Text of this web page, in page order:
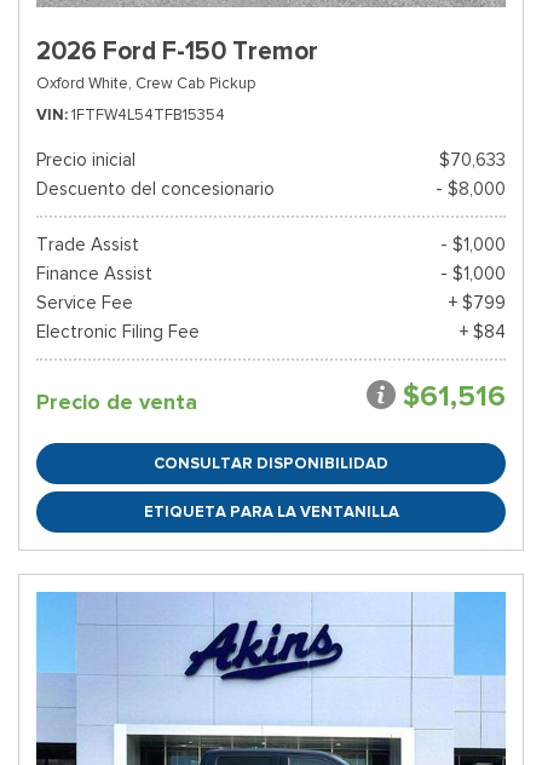
2026 Ford F-150 Tremor
Oxford White, Crew Cab Pickup
VIN 1FTFW4L54TFB15354
Precio inicial
$70,633
Descuento del concesionario
- $8,000
Trade Assist
- $1,000
Finance Assist
- $1,000
Service Fee
+ $799
Electronic Filing Fee
+ $84
Precio de venta $61,516
CONSULTAR DISPONIBILIDAD
ETIQUETA PARA LA VENTANILLA